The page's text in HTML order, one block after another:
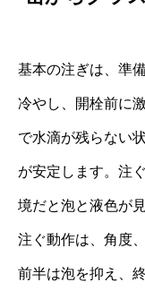
基本の注ぎは、準
冷やし、開栓前に
で水滴が残らない
が安定します。注
境だと泡と液色が
注ぐ動作は、角度
前半は泡を抑え、